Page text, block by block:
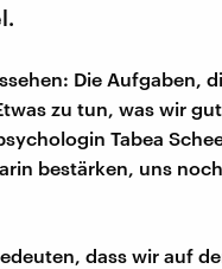
Die Aufgaben,
zu tun, was wir
Tabea
bestärken, uns
dass wir auf